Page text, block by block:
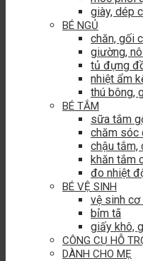
giày, dép
BÉ NGỦ
chăn, gối
giường,
tủ đựng
nhiệt ẩm
thú bông,
BÉ TẮM
sữa tắm
chăm sóc
chậu tắm,
khăn tắm
đo nhiệt
BÉ VỆ SINH
vệ sinh cơ
bỉm tã
giấy khô,
CÔNG CỤ HỖ
DÀNH CHO MẸ